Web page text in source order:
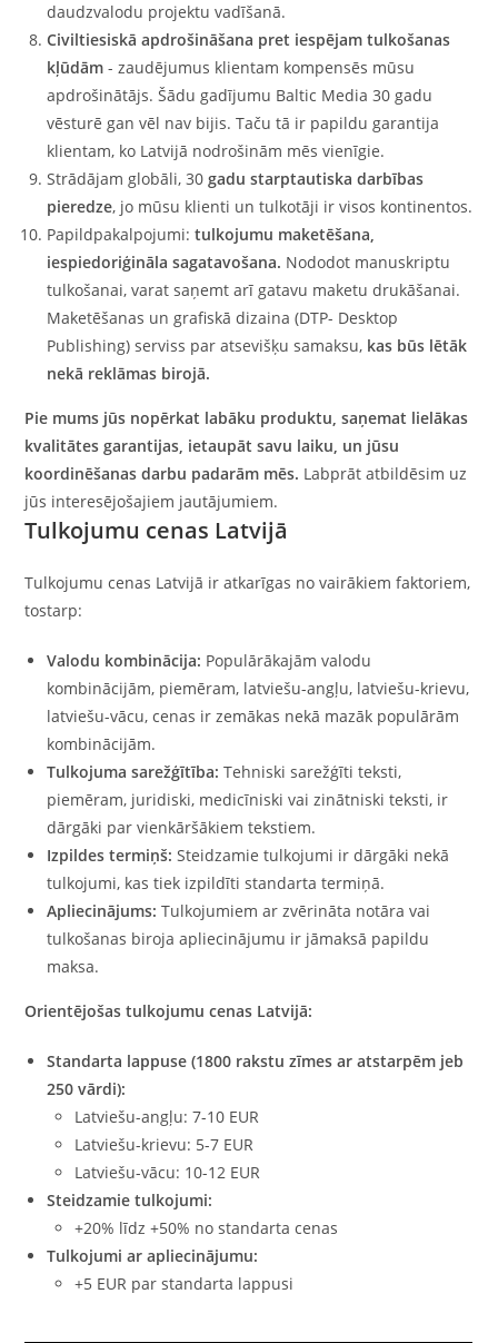
daudzvalodu projektu vadīšanā.
Civiltiesiskā apdrošināšana pret iespējam tulkošanas
kļūdām- zaudējumus klientam kompensēs mūsu
apdrošinātājs. Šādu gadījumu Baltic Media 30 gadu
vēsturē gan vēl nav bijis. Taču tā ir papildu garantija
klientam, ko Latvijā nodrošinām mēs vienīgie.
Strādājam globāli, 30 gadu starptautiska darbības
pieredze, jo mūsu klienti un tulkotāji ir visos kontinentos.
Papildpakalpojumi:tulkojumu maketēšana,
iespiedoriģināla sagatavošana. Nododot manuskriptu
tulkošanai, varat saņemt arī gatavu maketu drukāšanai.
Maketēšanas un grafiskā dizaina (DTP- Desktop
Publishing) serviss par atsevišķu samaksu, kas būs lētāk
nekā reklāmas birojā.
Pie mums jūs nopērkat labāku produktu, saņemat lielākas
kvalitātes garantijas, ietaupāt savu laiku, un jūsu
koordinēšanas darbu padarām mēs. Labprāt atbildēsim uz
jūs interesējošajiem jautājumiem.
Tulkojumu cenas Latvijā
Tulkojumu cenas Latvijā ir atkarīgas no vairākiem faktoriem,
tostarp:
Valodu kombinācija: Populārākajām valodu
kombinācijām, piemēram, latviešu-angļu, latviešu-krievu,
latviešu-vācu, cenas ir zemākas nekā mazāk populārām
kombinācijām.
Tulkojuma sarežģītība: Tehniski sarežģīti teksti,
piemēram, juridiski, medicīniski vai zinātniski teksti, ir
dārgāki par vienkāršākiem tekstiem.
Izpildes termiņš: Steidzamie tulkojumi ir dārgāki nekā
tulkojumi, kas tiek izpildīti standarta termiņā.
Apliecinājums: Tulkojumiem ar zvērināta notāra vai
tulkošanas biroja apliecinājumu ir jāmaksā papildu
maksa.
Orientējošas tulkojumu cenas Latvijā:
Standarta lappuse (1800 rakstu zīmes ar atstarpēm jeb
250 vārdi):
Latviešu-angļu: 7-10 EUR
Latviešu-krievu: 5-7 EUR
Latviešu-vācu: 10-12 EUR
Steidzamie tulkojumi:
+20% līdz +50% no standarta cenas
Tulkojumi ar apliecinājumu:
+5 EUR par standarta lappusi